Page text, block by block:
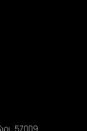
57009